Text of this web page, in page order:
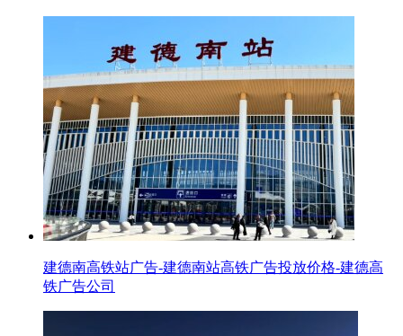
建德南高铁站广告-建德南站高铁广告投放价格-建德高
铁广告公司